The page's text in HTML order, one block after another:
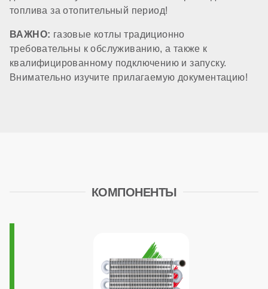
Расширительный бак
есть (10 литров)
Циркуляционный насос
нет
топлива за отопительный период!
ВАЖНО: газовые котлы традиционно
требовательны к обслуживанию, а также к
квалифицированному подключению и запуску.
Внимательно изучите прилагаемую документацию!
КОМПОНЕНТЫ